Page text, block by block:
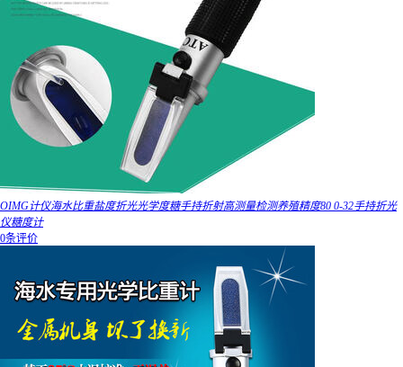
OIMG计仪海水比重盐度折光光学度糖手持折射高测量检测养殖精度80 0-32手持折光
仪糖度计
0条评价